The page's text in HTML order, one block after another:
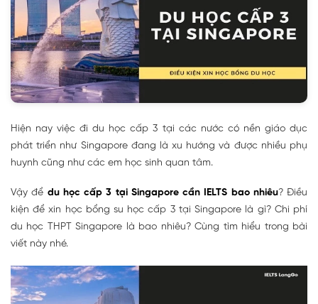
Hiện nay việc đi du học cấp 3 tại các nước có nền giáo dục
phát triển như Singapore đang là xu hướng và được nhiều phụ
huynh cũng như các em học sinh quan tâm.
Vậy để du học cấp 3 tại Singapore cần IELTS bao nhiêu? Điều
kiện để xin học bổng su học cấp 3 tại Singapore là gì? Chi phí
du học THPT Singapore là bao nhiêu? Cùng tìm hiểu trong bài
viết này nhé.